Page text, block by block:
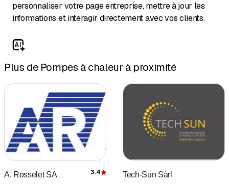
personnaliser votre page entreprise, mettre à jour les
informations et interagir directement avec vos clients.
Plus de Pompes à chaleur à proximité
A. Rosselet SA Évaluation
3.4 Tech-Sun Sàrl